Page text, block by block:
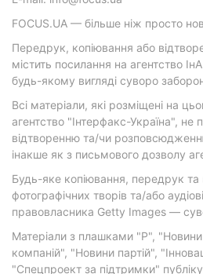
FOCUS.UA — більше ніж просто
Передрук, копіювання або
містить посилання на агентство
будь-якому вигляді суворо
Всі матеріали, які розміщені на
агентство "Інтерфакс-Україна", не
відтворенню та/чи
інакше як з письмового дозволу
Будь-яке копіювання, передрук та
фотографічних творів та/або
правовласника Getty Images —
Матеріали з плашками "Р",
компаній", "Новини партій",
"Спецпроект за підтримки"